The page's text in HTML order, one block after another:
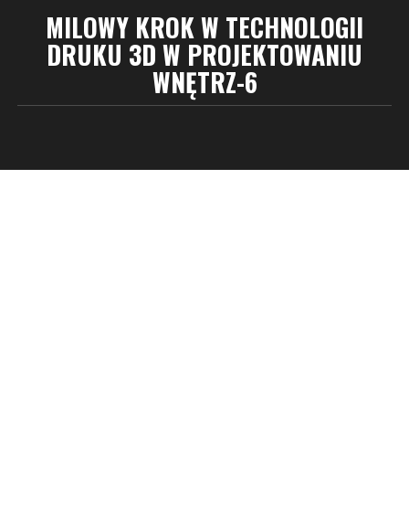
MILOWY KROK W TECHNOLOGII
DRUKU 3D W PROJEKTOWANIU
WNĘTRZ-6